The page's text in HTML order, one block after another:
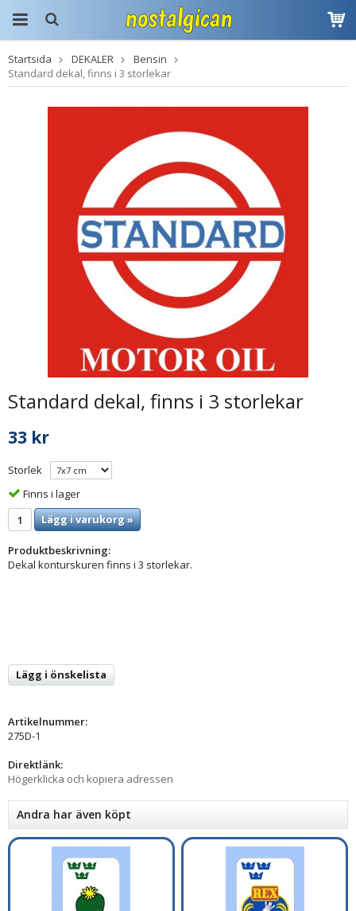
Produkten har blivit
tillagd i varukorgen
Startsida DEKALER
Bensin
Standard dekal, finns i 3 storlekar
Standard dekal, finns i 3 storlekar
33 kr
Storlek
Finns i lager
Lägg i varukorg »
Produktbeskrivning:
Dekal konturskuren finns i 3 storlekar.
Lägg i önskelista
Artikelnummer:
275D-1
Direktlänk:
Högerklicka och kopiera adressen
Andra har även köpt